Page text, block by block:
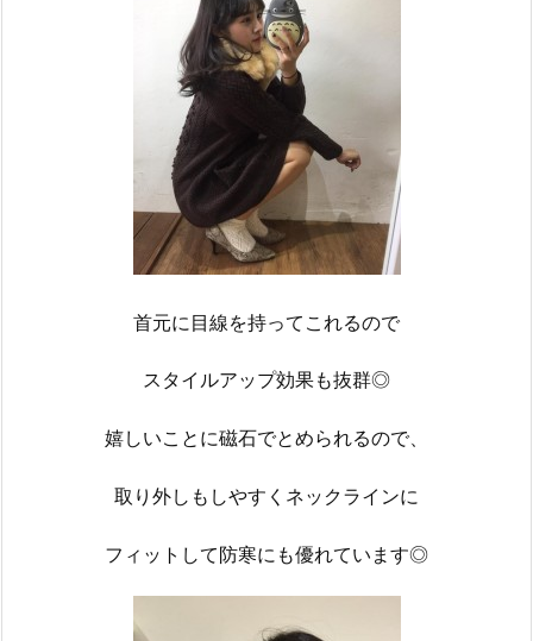
首元に目線を持ってこれるので
スタイルアップ効果も抜群◎
嬉しいことに磁石でとめられるので、
取り外しもしやすくネックラインに
フィットして防寒にも優れています◎